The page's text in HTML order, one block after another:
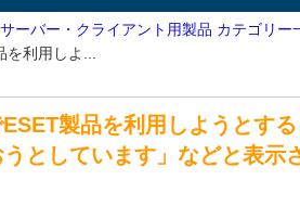
ーバー・クライアント用製品 カテゴリー
利用しよ...
製品を利用しようとす
としています」などと表示